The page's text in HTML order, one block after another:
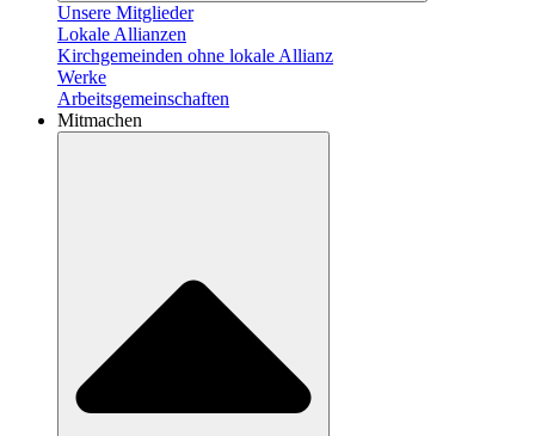
Unsere Mitglieder
Lokale Allianzen
Kirchgemeinden ohne lokale Allianz
Werke
Arbeitsgemeinschaften
Mitmachen